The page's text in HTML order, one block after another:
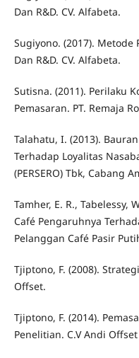
Dan R&D. CV. Alfabeta.
Sugiyono. (2017).
Dan R&D. CV. Alfabeta.
Sutisna. (2011). Perilaku
Pemasaran. PT. Remaja
Talahatu, I. (2013).
Terhadap Loyalitas
(PERSERO) Tbk, Cabang
Tamher, E. R., Tabelessy,
Café Pengaruhnya
Pelanggan Café Pasir
Tjiptono, F. (2008).
Offset.
Tjiptono, F. (2014).
Penelitian. C.V Andi Offset